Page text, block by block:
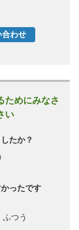
ためにみなさ
い
たか？
ったです
ふつう